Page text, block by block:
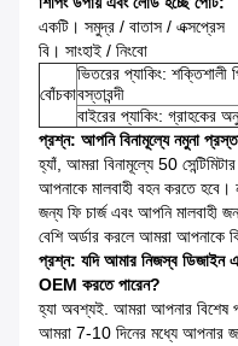
একটি। সমুদ্র / বাতাস / এক্সপ্রেস
বি। সাংহাই / নিংবো
বোঁচকা
ভিতরের প্যাকিং: শক্তিশালী
বস্তাবন্দী
বাইরের প্যাকিং: গ্রাহকের
প্রশ্ন: আপনি বিনামূল্যে নমুনা
হ্যাঁ, আমরা বিনামূল্যে 50
আপনাকে মালবাহী বহন করতে
জন্য ফি চার্জ এবং আপনি মালবাহী
বেশি অর্ডার করলে আমরা আপনাকে
প্রশ্ন: যদি আমার নিজস্ব ডিজাইন
OEM করতে পারেন?
হ্যা অবশ্যই. আমরা আপনার বিশেষ
আমরা 7-10 দিনের মধ্যে আপনার